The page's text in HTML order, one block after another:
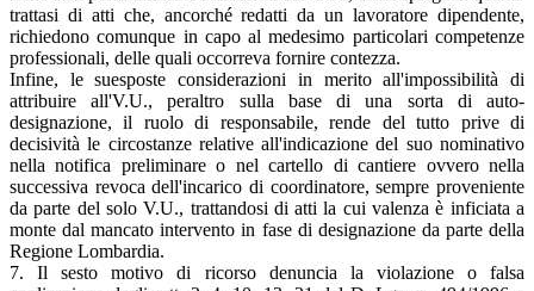
trattasi di atti che, ancorché redatti da un lavoratore dipendente,
richiedono comunque in capo al medesimo particolari competenze
professionali, delle quali occorreva fornire contezza.
Infine, le suesposte considerazioni in merito all'impossibilità di
attribuire all'V.U., peraltro sulla base di una sorta di auto­
designazione, il ruolo di responsabile, rende del tutto prive di
decisività le circostanze relative all'indicazione del suo nominativo
nella notifica preliminare o nel cartello di cantiere ovvero nella
successiva revoca dell'incarico di coordinatore, sempre proveniente
da parte del solo V.U., trattandosi di atti la cui valenza è inficiata a
monte dal mancato intervento in fase di designazione da parte della
Regione Lombardia.
7. Il sesto motivo di ricorso denuncia la violazione o falsa